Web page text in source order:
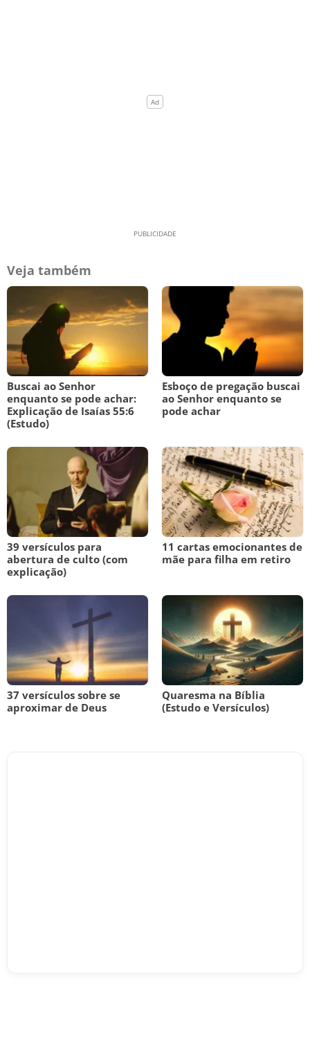
Veja também
Buscai ao Senhor
enquanto se pode achar:
Explicação de Isaías 55:6
(Estudo)
Esboço de pregação buscai
ao Senhor enquanto se
pode achar
39 versículos para
abertura de culto (com
explicação)
11 cartas emocionantes de
mãe para filha em retiro
37 versículos sobre se
aproximar de Deus
Quaresma na Bíblia
(Estudo e Versículos)